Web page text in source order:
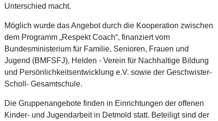
Unterschied macht.
Möglich wurde das Angebot durch die Kooperation zwischen
dem Programm „Respekt Coach“, finanziert vom
Bundesministerium für Familie, Senioren, Frauen und
Jugend (BMFSFJ), Helden - Verein für Nachhaltige Bildung
und Persönlichkeitsentwicklung e.V. sowie der Geschwister-
Scholl- Gesamtschule.
Die Gruppenangebote finden in Einrichtungen der offenen
Kinder- und Jugendarbeit in Detmold statt. Beteiligt sind der